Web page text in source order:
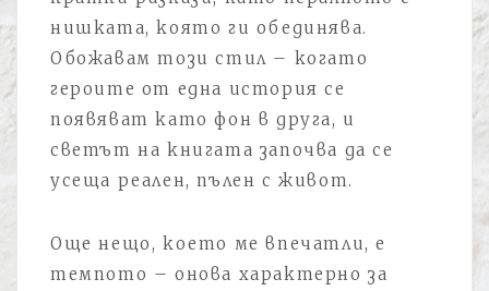
нишката, която ги обединява.
Обожавам този стил – когато
героите от една история се
появяват като фон в друга, и
светът на книгата започва да се
усеща реален, пълен с живот.
Още нещо, което ме впечатли, е
темпото – онова характерно за